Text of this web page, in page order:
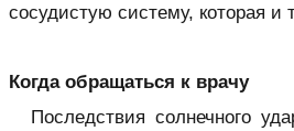
сосудистую систему, которая и
Когда обращаться к врачу
Последствия солнечного